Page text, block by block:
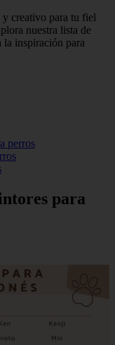
y creativo para tu fiel
nuestra lista de
la inspiración para
perros
para